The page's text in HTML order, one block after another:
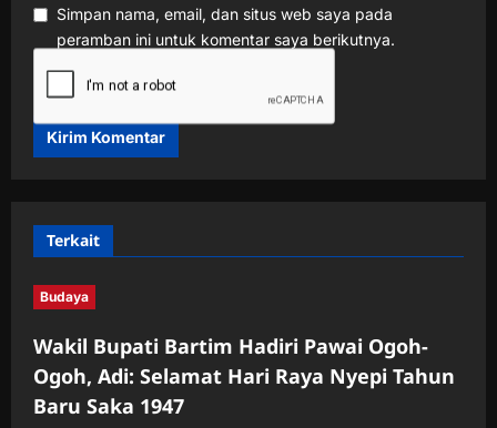
Simpan nama, email, dan situs web saya pada
peramban ini untuk komentar saya berikutnya.
Terkait
Budaya
Wakil Bupati Bartim Hadiri Pawai Ogoh-
Ogoh, Adi: Selamat Hari Raya Nyepi Tahun
Baru Saka 1947